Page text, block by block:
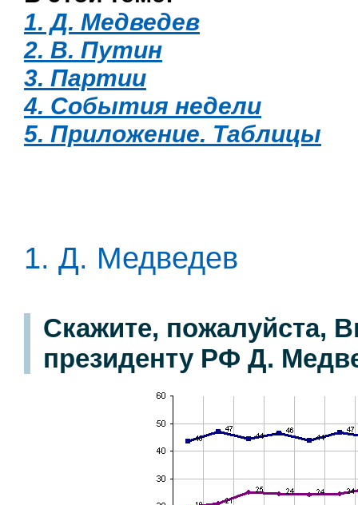
1. Д. Медведев
2. В. Путин
3. Партии
4. События недели
5. Приложение. Таблицы
1. Д. Медведев
Скажите, пожалуйста,
президенту РФ Д.